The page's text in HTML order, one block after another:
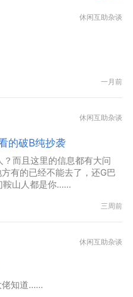
休闲互助杂谈
一月前
休闲互助杂谈
的破B纯抄袭
而且这里的信息都有大问
有的已经不能去了，还G巴
鞍山人都是你……
三周前
休闲互助杂谈
佬知道……